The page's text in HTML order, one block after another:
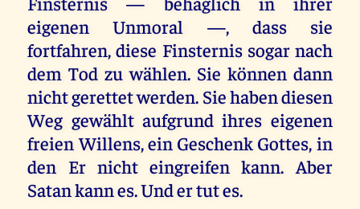
eigenen Unmoral —, dass sie
fortfahren, diese Finsternis sogar nach
dem Tod zu wählen. Sie können dann
nicht gerettet werden. Sie haben diesen
Weg gewählt aufgrund ihres eigenen
freien Willens, ein Geschenk Gottes, in
den Er nicht eingreifen kann. Aber
Satan kann es. Und er tut es.